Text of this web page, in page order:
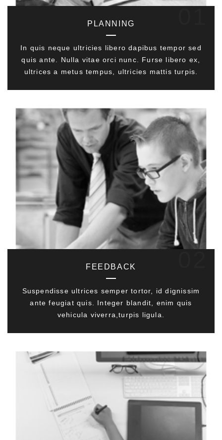
PLANNING
In quis neque ultricies libero dapibus tempor sed
quis ante. Nulla vitae orci nunc. Furse libero ex,
ultrices a metus tempus, ultricies mattis turpis.
FEEDBACK
Suspendisse ultrices semper tortor, id dignissim
ante feugiat quis. Integer blandit, enim quis
vehicula viverra,turpis ligula.